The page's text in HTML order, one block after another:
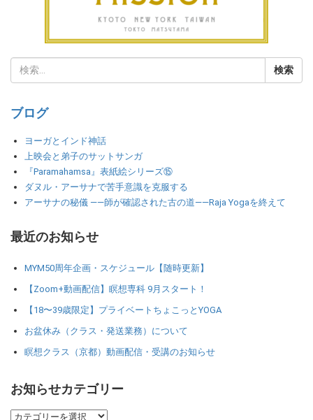
ブログ
ヨーガとインド神話
上映会と弟子のサットサンガ
『Paramahamsa』表紙絵シリーズ⑮
ダヌル・アーサナで苦手意識を克服する
アーサナの秘儀 ――師が確認された古の道――Raja Yogaを終えて
最近のお知らせ
MYM50周年企画・スケジュール【随時更新】
【Zoom+動画配信】瞑想専科 9月スタート！
【18〜39歳限定】プライベートちょこっとYOGA
お盆休み（クラス・発送業務）について
瞑想クラス（京都）動画配信・受講のお知らせ
お知らせカテゴリー